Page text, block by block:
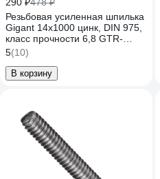
Резьбовая усиленная шпилька
Gigant 14x1000 цинк, DIN 975,
класс прочности 6,8 GTR-
68141000
5(10)
В корзину